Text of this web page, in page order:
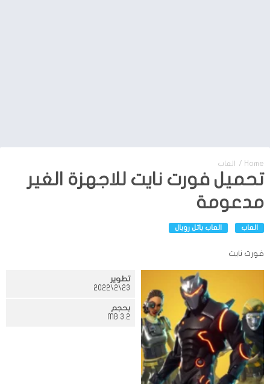
Home
/ العاب
تحميل فورت نايت للاجهزة الغير
مدعومة
العاب العاب باتل رويال
فورت نايت
تطوير
23\2\2022
بحجم
3.2 MB